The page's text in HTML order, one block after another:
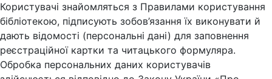
Користувачі знайомляться з Правилами користування
бібліотекою, підписують зобов’язання їх виконувати й
дають відомості (персональні дані) для заповнення
реєстраційної картки та читацького формуляра.
Обробка персональних даних користувачів